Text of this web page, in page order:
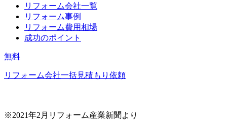
リフォーム会社一覧
リフォーム事例
リフォーム費用相場
成功のポイント
無料
リフォーム会社一括見積もり依頼
※2021年2月リフォーム産業新聞より